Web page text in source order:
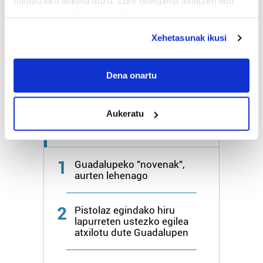
If you allow, we would also like to:
Collect information about your geographical
Identify your device by actively scanning it for
specific characteristics (fingerprinting)
Find out more about how your personal data is processed
and set your preferences in the
details section
teknologia erabiliz, cookieak adibidez, iragarki eta eduki
pertsonalizatuak eskaintzeko, iragarkiak eta edukia
Xehetasunak ikusi
Dena onartu
Aukeratu
Bihar 25º 17º
Azken 7 egunetako irakurrienak
1
Guadalupeko "novenak",
aurten lehenago
2
Pistolaz egindako hiru
lapurreten ustezko egilea
atxilotu dute Guadalupen